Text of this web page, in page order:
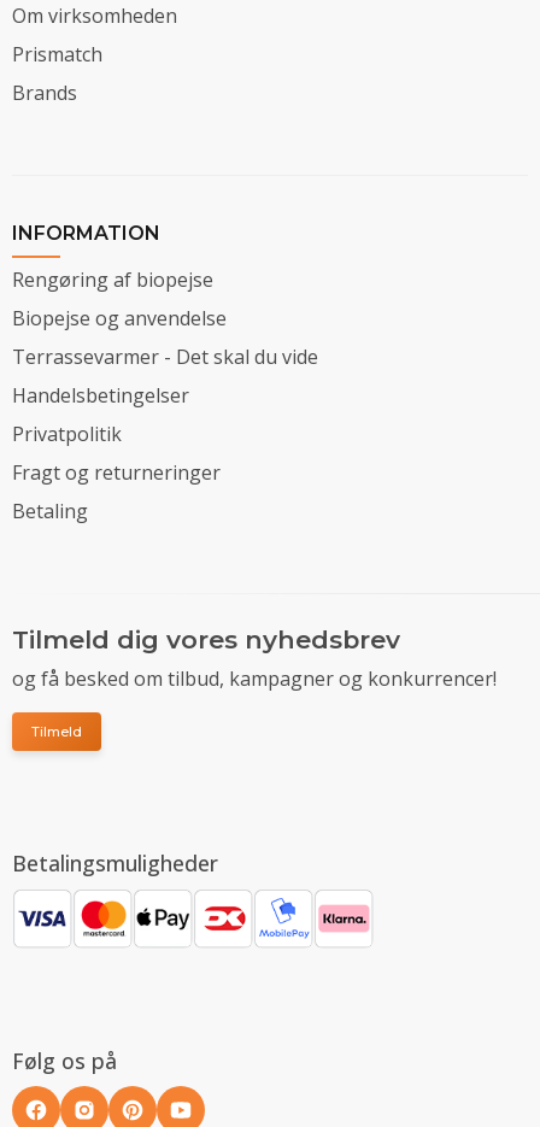
Om virksomheden
Prismatch
Brands
INFORMATION
Rengøring af biopejse
Biopejse og anvendelse
Terrassevarmer - Det skal du vide
Handelsbetingelser
Privatpolitik
Fragt og returneringer
Betaling
Tilmeld dig vores nyhedsbrev
og få besked om tilbud, kampagner og konkurrencer!
Tilmeld
Betalingsmuligheder
Følg os på